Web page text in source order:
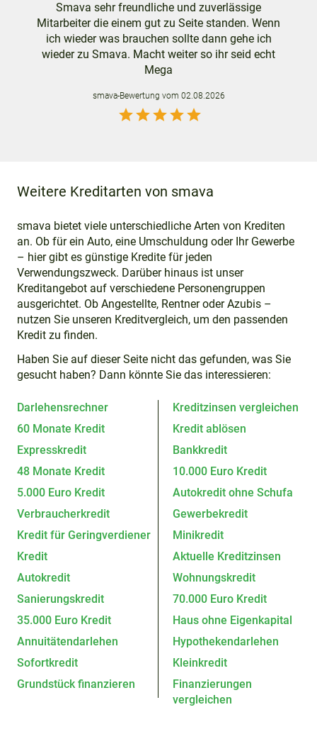
Smava sehr freundliche und zuverlässige
Mitarbeiter die einem gut zu Seite standen. Wenn
ich wieder was brauchen sollte dann gehe ich
wieder zu Smava. Macht weiter so ihr seid echt
Mega
smava-Bewertung vom 02.08.2026
starstarstarstarstar
Weitere Kreditarten von smava
smava bietet viele unterschiedliche Arten von Krediten
an. Ob für ein Auto, eine Umschuldung oder Ihr Gewerbe
– hier gibt es günstige Kredite für jeden
Verwendungszweck. Darüber hinaus ist unser
Kreditangebot auf verschiedene Personengruppen
ausgerichtet. Ob Angestellte, Rentner oder Azubis –
nutzen Sie unseren Kreditvergleich, um den passenden
Kredit zu finden.
Haben Sie auf dieser Seite nicht das gefunden, was Sie
gesucht haben? Dann könnte Sie das interessieren:
Darlehensrechner
Kreditzinsen vergleichen
60 Monate Kredit
Kredit ablösen
Expresskredit
Bankkredit
48 Monate Kredit
10.000 Euro Kredit
5.000 Euro Kredit
Autokredit ohne Schufa
Verbraucherkredit
Gewerbekredit
Kredit für Geringverdiener
Minikredit
Kredit
Aktuelle Kreditzinsen
Autokredit
Wohnungskredit
Sanierungskredit
70.000 Euro Kredit
35.000 Euro Kredit
Haus ohne Eigenkapital
Annuitätendarlehen
Hypothekendarlehen
Sofortkredit
Kleinkredit
Grundstück finanzieren
Finanzierungen
vergleichen